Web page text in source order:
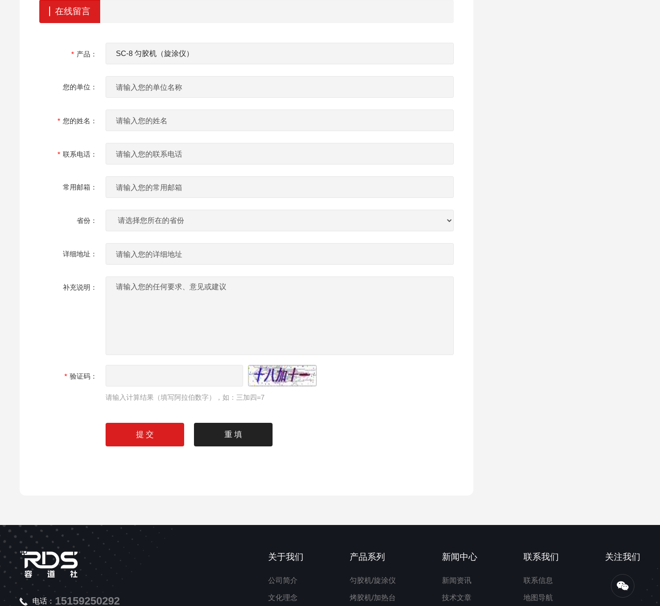
在线留言
产品：
您的单位：
您的姓名：
联系电话：
常用邮箱：
省份：
详细地址：
补充说明：
验证码：
请输入计算结果（填写阿拉伯数字），如：三加四=7
电话： 15159250292
关于我们
公司简介
文化理念
产品系列
匀胶机/旋涂仪
烤胶机/加热台
新闻中心
新闻资讯
技术文章
联系我们
联系信息
地图导航
关注我们